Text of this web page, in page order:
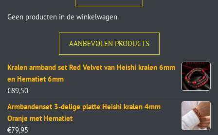
Geen producten in de winkelwagen.
AANBEVOLEN PRODUCTS
Kralen armband set Red Velvet van Heishi kralen 6mm
en Hematiet 6mm
€89,50
Armbandenset 3-delige platte Heishi kralen 4mm
Oranje met Hematiet
€79,95